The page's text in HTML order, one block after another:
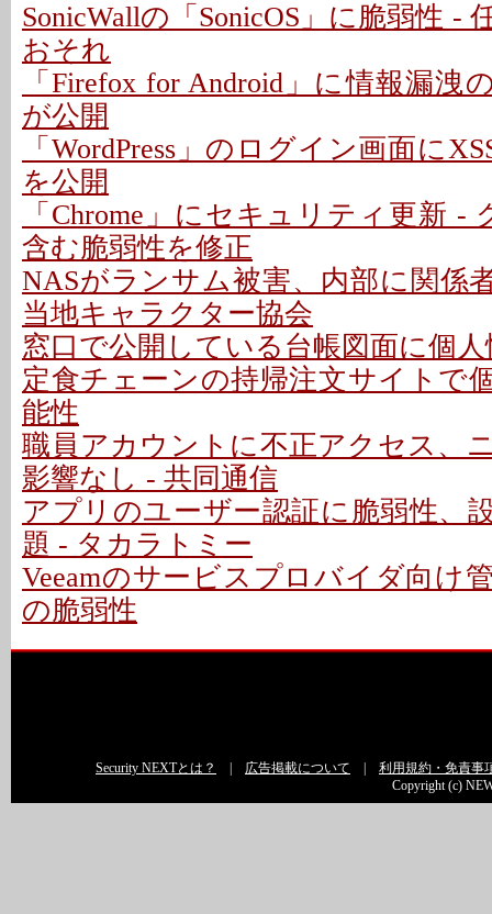
SonicWallの「SonicOS」に脆弱性 -
おそれ
「Firefox for Android」に情報漏洩
が公開
「WordPress」のログイン画面に
を公開
「Chrome」にセキュリティ更新 -
含む脆弱性を修正
NASがランサム被害、内部に関係
当地キャラクター協会
窓口で公開している台帳図面に個
定食チェーンの持帰注文サイトで
能性
職員アカウントに不正アクセス、
影響なし - 共同通信
アプリのユーザー認証に脆弱性、
題 - タカラトミー
Veeamのサービスプロバイダ向け
の脆弱性
Security NEXTとは？ 広告掲載について
利用規約・免責事
Copyright (c)